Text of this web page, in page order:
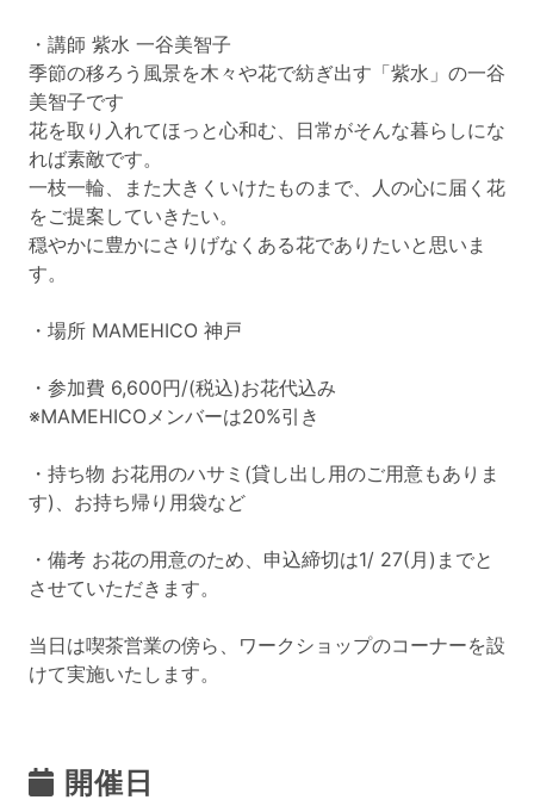
・講師 紫水 一谷美智子
季節の移ろう風景を木々や花で紡ぎ出す「紫水」の一谷
美智子です
花を取り入れてほっと心和む、日常がそんな暮らしにな
れば素敵です。
一枝一輪、また大きくいけたものまで、人の心に届く花
をご提案していきたい。
穏やかに豊かにさりげなくある花でありたいと思いま
す。
・場所 MAMEHICO 神戸
・参加費 6,600円/(税込)お花代込み
※MAMEHICOメンバーは20%引き
・持ち物 お花用のハサミ(貸し出し用のご用意もありま
す)、お持ち帰り用袋など
・備考 お花の用意のため、申込締切は1/ 27(月)までと
させていただきます。
当日は喫茶営業の傍ら、ワークショップのコーナーを設
けて実施いたします。
開催日